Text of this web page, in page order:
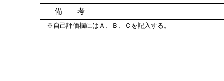
備 考
※自己評価欄にはＡ、Ｂ、Ｃを記入する。